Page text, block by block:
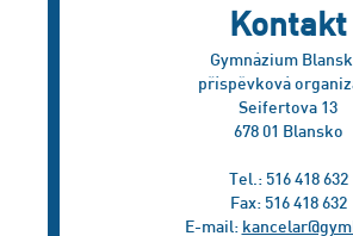
Kontakt
Gymnázium
příspěvková
Seifertova 13
678 01 Blansko
Tel.: 516 418 632
Fax: 516 418 632
E-mail: